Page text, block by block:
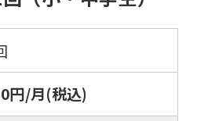
円/月(税込)